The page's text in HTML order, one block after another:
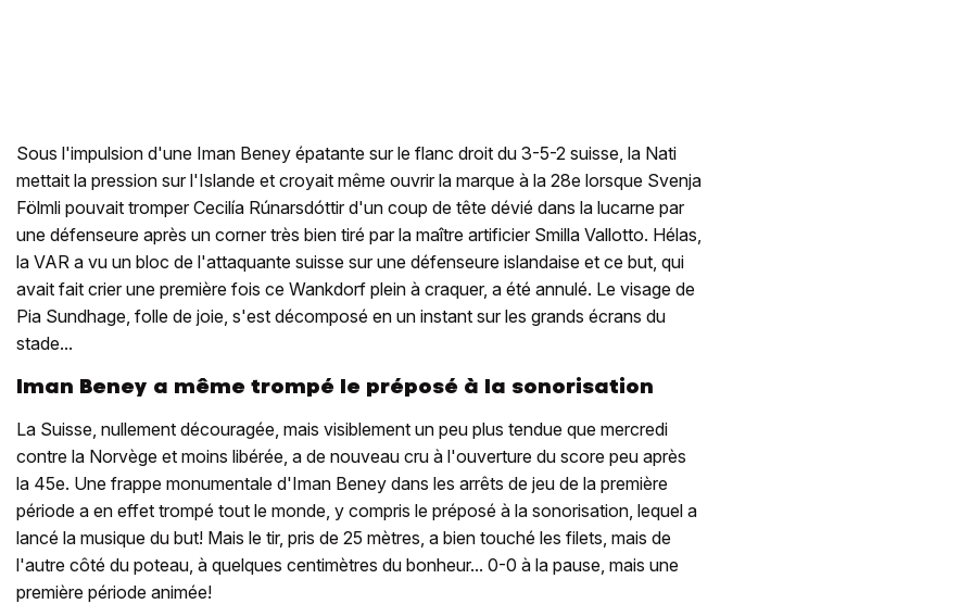
Sous l'impulsion d'une Iman Beney épatante sur le flanc droit du 3-5-2 suisse, la Nati
mettait la pression sur l'Islande et croyait même ouvrir la marque à la 28e lorsque Svenja
Fölmli pouvait tromper Cecilía Rúnarsdóttir d'un coup de tête dévié dans la lucarne par
une défenseure après un corner très bien tiré par la maître artificier Smilla Vallotto. Hélas,
la VAR a vu un bloc de l'attaquante suisse sur une défenseure islandaise et ce but, qui
avait fait crier une première fois ce Wankdorf plein à craquer, a été annulé. Le visage de
Pia Sundhage, folle de joie, s'est décomposé en un instant sur les grands écrans du
stade...
Iman Beney a même trompé le préposé à la sonorisation
La Suisse, nullement découragée, mais visiblement un peu plus tendue que mercredi
contre la Norvège et moins libérée, a de nouveau cru à l'ouverture du score peu après
la 45e. Une frappe monumentale d'Iman Beney dans les arrêts de jeu de la première
période a en effet trompé tout le monde, y compris le préposé à la sonorisation, lequel a
lancé la musique du but! Mais le tir, pris de 25 mètres, a bien touché les filets, mais de
l'autre côté du poteau, à quelques centimètres du bonheur... 0-0 à la pause, mais une
première période animée!